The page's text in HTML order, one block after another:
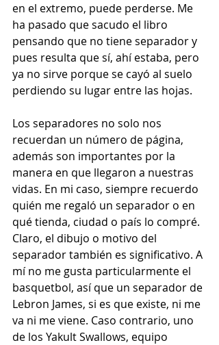
en el extremo, puede perderse. Me
ha pasado que sacudo el libro
pensando que no tiene separador y
pues resulta que sí, ahí estaba, pero
ya no sirve porque se cayó al suelo
perdiendo su lugar entre las hojas.
Los separadores no solo nos
recuerdan un número de página,
además son importantes por la
manera en que llegaron a nuestras
vidas. En mi caso, siempre recuerdo
quién me regaló un separador o en
qué tienda, ciudad o país lo compré.
Claro, el dibujo o motivo del
separador también es significativo. A
mí no me gusta particularmente el
basquetbol, así que un separador de
Lebron James, si es que existe, ni me
va ni me viene. Caso contrario, uno
de los Yakult Swallows, equipo